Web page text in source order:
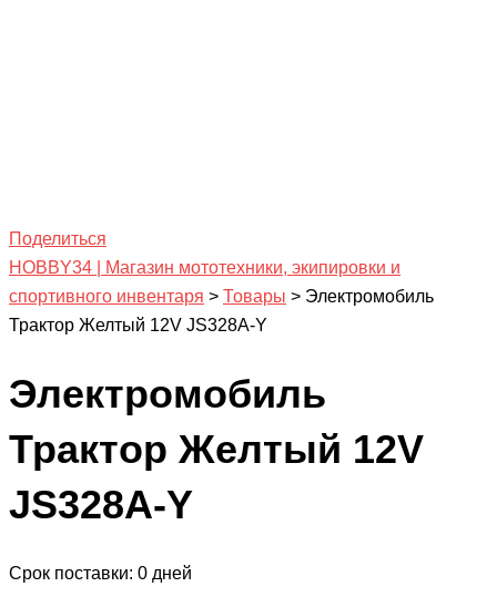
Поделиться
HOBBY34 | Магазин мототехники, экипировки и
спортивного инвентаря > Товары > Электромобиль
Трактор Желтый 12V JS328A-Y
Электромобиль
Трактор Желтый 12V
JS328A-Y
Срок поставки: 0 дней